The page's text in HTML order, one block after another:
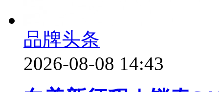
品牌头条
2026-08-08 14:43